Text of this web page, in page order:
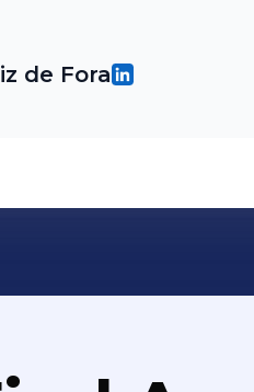
de Fora